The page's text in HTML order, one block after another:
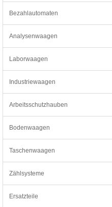
Bezahlautomaten
Analysenwaagen
Laborwaagen
Industriewaagen
Arbeitsschutzhauben
Bodenwaagen
Taschenwaagen
Zählsysteme
Ersatzteile